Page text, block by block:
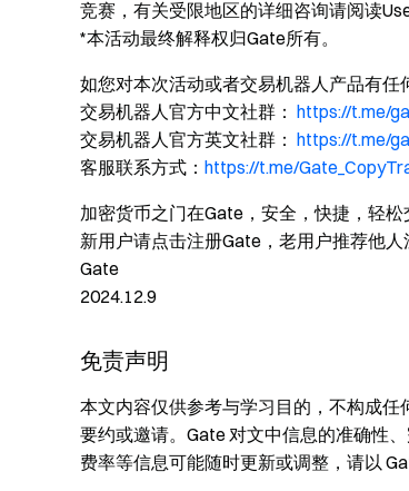
竞赛，有关受限地区的详细咨询请阅读
*本活动最终解释权归Gate所有。
如您对本次活动或者交易机器人产品有任
交易机器人官方中文社群： https://t.me/
交易机器人官方英文社群： https://t.me/
客服联系方式： https://t.me/
加密货币之门在Gate，安全，快捷，轻松
新用户请点击注册Gate，老用户推荐他
Gate
2024.12.9
免责声明
本文内容仅供参考与学习目的，不构成
要约或邀请。Gate 对文中信息的准确性
费率等信息可能随时更新或调整，请以